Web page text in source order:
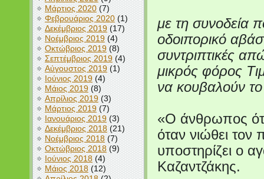
Μάρτιος 2020(7)
Φεβρουάριος 2020(1)
Δεκέμβριος 2019(17)
Νοέμβριος 2019(4)
Οκτώβριος 2019(8)
Σεπτέμβριος 2019(4)
Αύγουστος 2019(1)
Ιούνιος 2019(4)
Μάιος 2019(8)
Απρίλιος 2019(3)
Μάρτιος 2019(7)
Ιανουάριος 2019(3)
Δεκέμβριος 2018(21)
Νοέμβριος 2018(7)
Οκτώβριος 2018(9)
Ιούνιος 2018(4)
Μάιος 2018(12)
με τη συνοδεία
οδοιπορικό
συντριπτικές
μικρός φόρος
να κουβαλούν
«Ο άνθρωπος
όταν νιώθει τον
υποστηρίζει ο
Καζαντζάκης.